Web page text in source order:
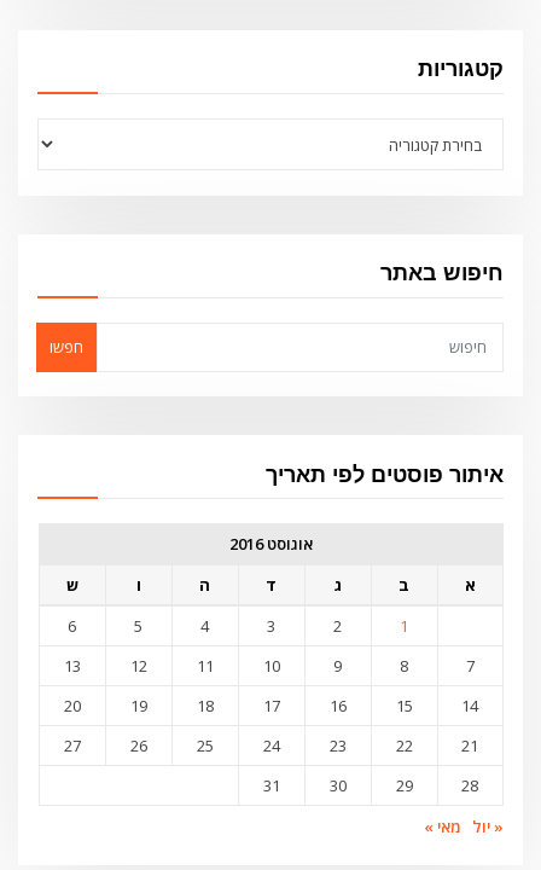
קטגוריות
חיפוש באתר
חפשו
איתור פוסטים לפי תאריך
אוגוסט 2016
א
ב ג ד ה ו
ש
1
2
3
4
5
6
7
8
9
10
11
12
13
14
15
16
17
18
19
20
21
22
23
24
25
26
27
28
29
30
31
« יול
מאי »